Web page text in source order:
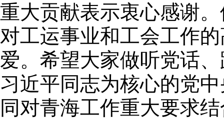
重大贡献表示衷心感谢
对工运事业和工会工作
爱。希望大家做听党话
习近平同志为核心的党
同对青海工作重大要求